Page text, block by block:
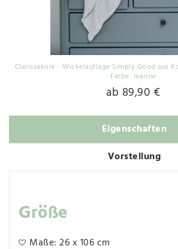
Clarissakork - Wickelauflage Simply Good aus
Farbe: marine
ab 89,90 €
Eigenschaften
Vorstellung
Größe
Maße: 26 x 106 cm